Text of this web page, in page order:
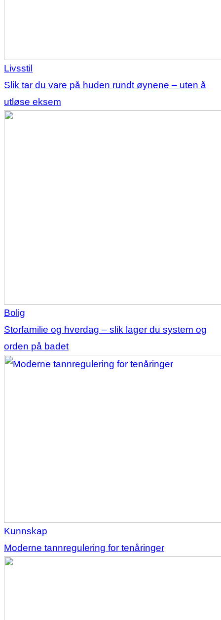
Livsstil
Slik tar du vare på huden rundt øynene – uten å
utløse eksem
Bolig
Storfamilie og hverdag – slik lager du system og
orden på badet
Kunnskap
Moderne tannregulering for tenåringer